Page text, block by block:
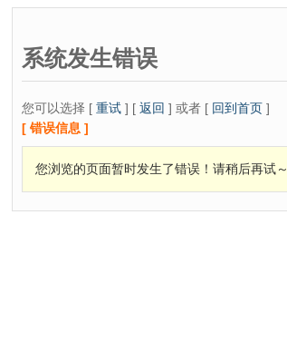
系统发生错误
您可以选择 [ 重试 ] [ 返回 ] 或者 [ 回到首页 ]
[ 错误信息 ]
您浏览的页面暂时发生了错误！请稍后再试～